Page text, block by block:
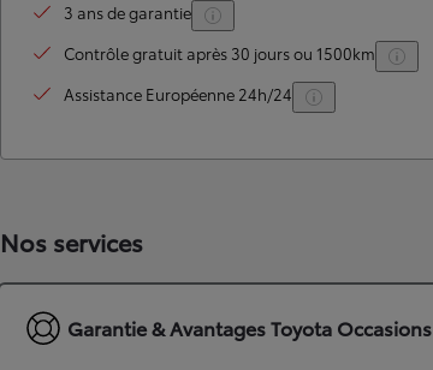
3 ans de garantie
Contrôle gratuit après 30 jours ou 1500km
Assistance Européenne 24h/24
Nos services
Garantie & Avantages Toyota Occasions